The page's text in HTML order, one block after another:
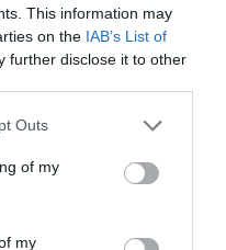
This information may
on the IAB’s List of
further disclose it to other
one or more Google
You may click to
its third-party tags to
in below Google
Outs
of my
my